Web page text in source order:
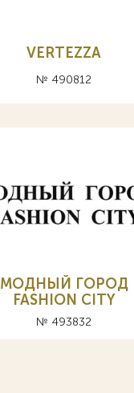
VERTEZZA
№ 490812
МОДНЫЙ ГОРОД
FASHION CITY
№ 493832